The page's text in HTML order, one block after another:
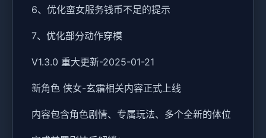
6、优化蛮女服务钱币不足的提示
7、优化部分动作穿模
V1.3.0 重大更新-2025-01-21
新角色 侠女-玄霜相关内容正式上线
内容包含角色剧情、专属玩法、多个全新的体位